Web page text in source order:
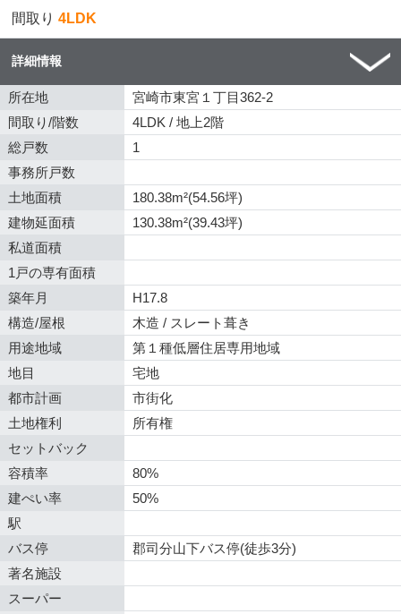
間取り4LDK
詳細情報
所在地
宮崎市東宮１丁目362-2
間取り/階数
4LDK / 地上2階
総戸数
1
事務所戸数
土地面積
180.38m²(54.56坪)
建物延面積
130.38m²(39.43坪)
私道面積
1戸の専有面積
築年月
H17.8
構造/屋根
木造 / スレート葺き
用途地域
第１種低層住居専用地域
地目
宅地
都市計画
市街化
土地権利
所有権
セットバック
容積率
80%
建ぺい率
50%
駅
バス停
郡司分山下バス停(徒歩3分)
著名施設
スーパー